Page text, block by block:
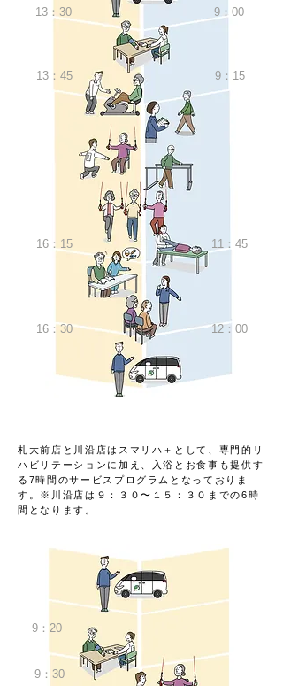
9：00
9：15
11：45
12：00
13：30
13：45
16：15
16：30
札大前店と川沿店はスマリハ＋として、専門的リ
ハビリテーションに加え、入浴とお食事も提供す
る7時間のサービスプログラムとなっておりま
す。※川沿店は９：３０〜１５：３０までの6時
間となります。
9：20
9：30